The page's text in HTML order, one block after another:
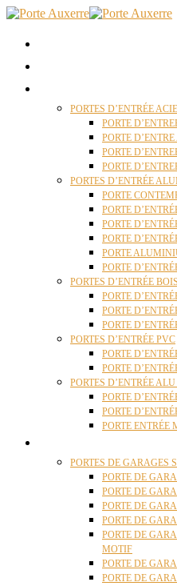
PORTES D’ENTRÉE
PORTE
PORTE
PORTE
PORTE
PORTES D’ENTRÉE
PORTE
PORTE
PORTE
PORTE
PORTE
PORTE
PORTES D’ENTRÉE BOIS
PORTE
PORTE
PORTE
PORTES D’ENTRÉE PVC
PORTE
PORTE
PORTES D’ENTRÉE
PORTE
PORTE
PORTE ENTRÉE
PORTES DE GARAGES
PORTE DE
PORTE DE
PORTE DE
PORTE DE
PORTE DE
MOTIF
PORTE DE
PORTE DE